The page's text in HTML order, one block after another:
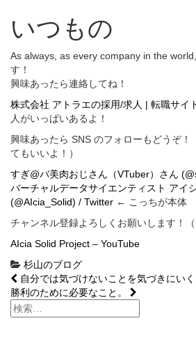
いつもの
As always, as every company in the
す！
興味あったら連絡してね！
株式会社 アトラエの採用/求人 | 転職サイ
人がいっぱいあるよ！
興味あったら SNS のフォローもどうぞ！
てもいいよ！）
すぎ@バ美肉おじさん（VTuber）さん (
バーチャルデータサイエンティスト アイ
(@AIcia_Solid) / Twitter ← こっちが本体
チャンネル登録よろしくお願いします！
AIcia Solid Project – YouTube
杉山のブログ
投
稿
自分では気づけないことを気づきにい
勝利のために必要なこと。